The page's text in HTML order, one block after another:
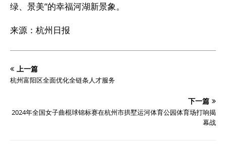
绿、景美”的幸福河湖新景象。
来源：杭州日报
上一篇
杭州富阳区全面优化全链条人才服务
下一篇
2024年全国女子曲棍球锦标赛在杭州市拱墅运河体育公园体育场打响揭
幕战